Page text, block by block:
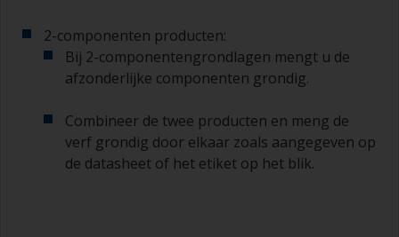
aflakken.
U kunt aanzetten tot een minimum beperken
door de kwast onder een hoek van 45° ten
Voor het schoonmaken van kwasten doet u wat
verdunner in een geschikte bak of pot, zodat u
2-componenten producten:
Bij 2-componentengrondlagen mengt u de
afzonderlijke componenten grondig.
Combineer de twee producten en meng de
verf grondig door elkaar zoals aangegeven op
de datasheet of het etiket op het blik.